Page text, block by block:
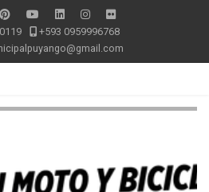
+593 0959996768